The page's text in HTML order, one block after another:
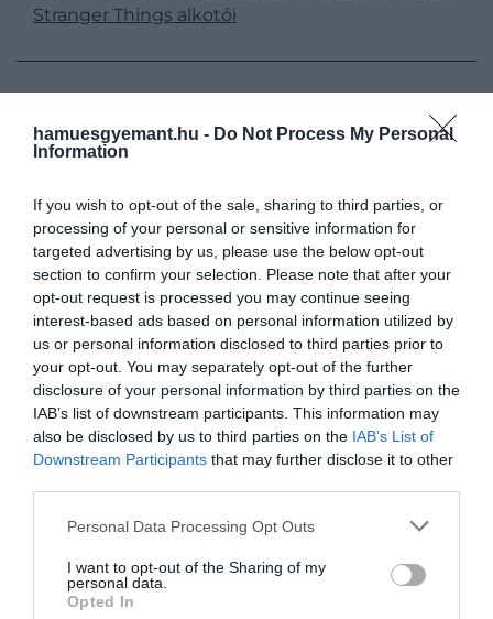
hamuesgyemant.hu - Do Not Process My Personal
Information
If you wish to opt-out of the sale, sharing to third parties, or
processing of your personal or sensitive information for
targeted advertising by us, please use the below opt-out
section to confirm your selection. Please note that after your
opt-out request is processed you may continue seeing
interest-based ads based on personal information utilized by
us or personal information disclosed to third parties prior to
your opt-out. You may separately opt-out of the further
disclosure of your personal information by third parties on the
IAB’s list of downstream participants. This information may
also be disclosed by us to third parties on the IAB’s List of
Downstream Participants that may further disclose it to other
Please note that this website/app uses one or more Google
not limited to your visit or usage behaviour. You may click to
grant or deny consent to Google and its third-party tags to
use your data for below specified purposes in below Google
Personal Data Processing Opt Outs
I want to opt-out of the Sharing of my
personal data.
Opted In
Stranger Things alkotói
Louis elképesztő színész, és
vagyunk arra, ahogy
megszemélyesítette Henry
Creelt a darabban. Az első
pillanattól kezdve tudtuk,
hogy különleges, és nagyon
örülünk, hogy a Broadway
közönsége tanúja lehet a
rendkívüli előadásának
– fejtette kiStephen DaldryésJustin Martin, a
A költözés előtti utolsó előadás 2024. november 10-